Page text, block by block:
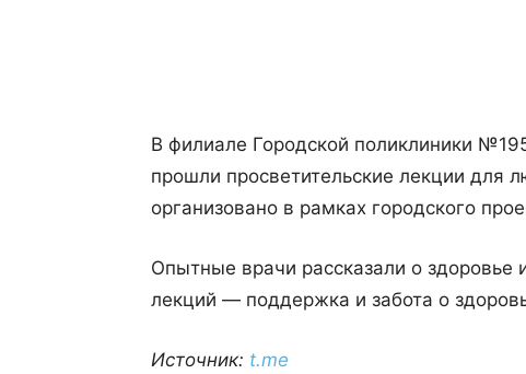
В филиале Городской поликлиники
прошли просветительские лекции для
организовано в рамках городского
Опытные врачи рассказали о здоровье
лекций — поддержка и забота о
Источник: t.me